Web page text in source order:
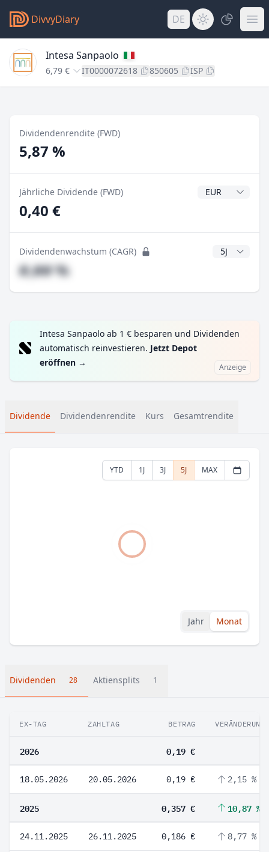
DivvyDiary DE
Intesa Sanpaolo
6,79 € IT0000072618 850605 ISP
Dividendenrendite (FWD)
5,87 %
Jährliche Dividende (FWD)
0,40 €
Dividendenwachstum (CAGR) CAGR Jahre
#,## %
Intesa Sanpaolo ab 1 € besparen und Dividenden
automatisch reinvestieren. Jetzt Depot
eröffnen → Anzeige
Dividende Dividendenrendite Kurs Gesamtrendite
YTD 1J 3J 5J MAX
Jahr Monat
Dividenden 28 Aktiensplits 1
EX-TAG ZAHLTAG BETRAG VERÄNDERUNG
2026 0,19 €
18.05.2026 20.05.2026 0,19 € 2,15 %
2025 0,357 € 10,87 %
24.11.2025 26.11.2025 0,186 € 8,77 %